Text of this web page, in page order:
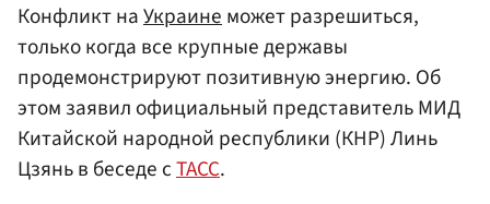
Конфликт наУкраинеможет разрешиться,
только когда все крупные державы
продемонстрируют позитивную энергию. Об
этом заявил официальный представитель МИД
Китайской народной республики (КНР) Линь
Цзянь в беседе сТАСС.